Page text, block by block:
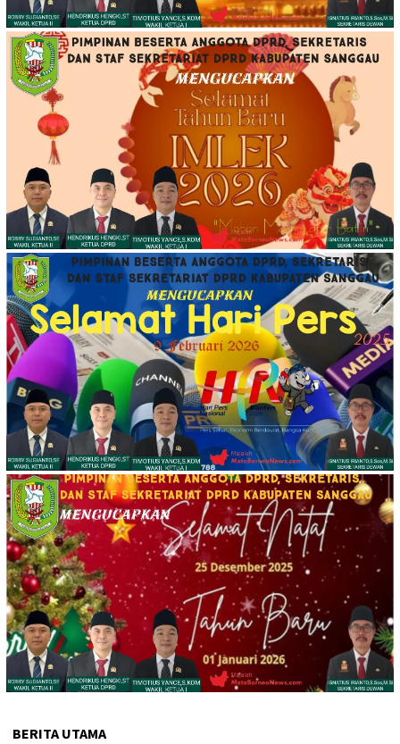
BERITA UTAMA